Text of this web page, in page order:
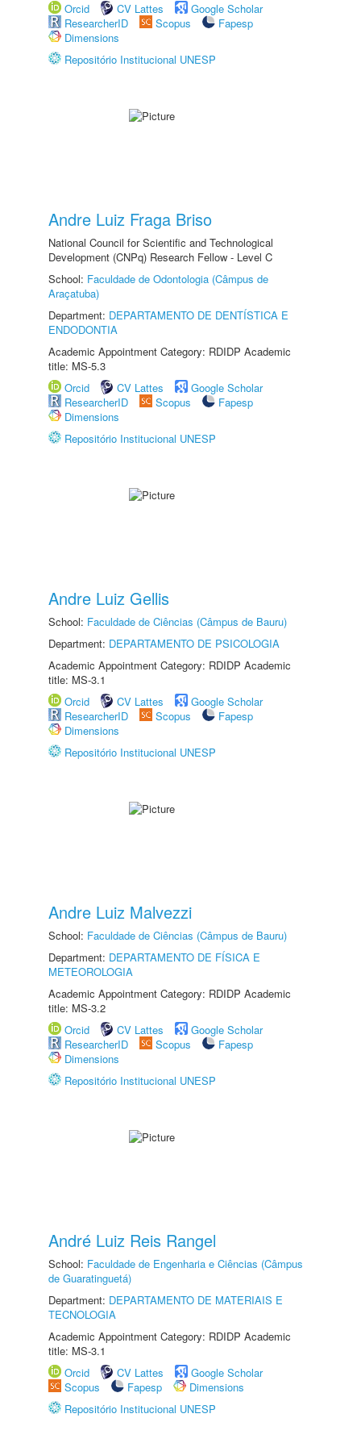
Orcid
CV Lattes
Google Scholar
ResearcherID
Scopus
Fapesp
Dimensions
Repositório Institucional UNESP
Andre Luiz Fraga Briso
National Council for Scientific and Technological
Development (CNPq) Research Fellow - Level C
School: Faculdade de Odontologia (Câmpus de
Araçatuba)
Department: DEPARTAMENTO DE DENTÍSTICA E
ENDODONTIA
Academic Appointment Category: RDIDP Academic
title: MS-5.3
Orcid
CV Lattes
Google Scholar
ResearcherID
Scopus
Fapesp
Dimensions
Repositório Institucional UNESP
Andre Luiz Gellis
School: Faculdade de Ciências (Câmpus de Bauru)
Department: DEPARTAMENTO DE PSICOLOGIA
Academic Appointment Category: RDIDP Academic
title: MS-3.1
Orcid
CV Lattes
Google Scholar
ResearcherID
Scopus
Fapesp
Dimensions
Repositório Institucional UNESP
Andre Luiz Malvezzi
School: Faculdade de Ciências (Câmpus de Bauru)
Department: DEPARTAMENTO DE FÍSICA E
METEOROLOGIA
Academic Appointment Category: RDIDP Academic
title: MS-3.2
Orcid
CV Lattes
Google Scholar
ResearcherID
Scopus
Fapesp
Dimensions
Repositório Institucional UNESP
André Luiz Reis Rangel
School: Faculdade de Engenharia e Ciências (Câmpus
de Guaratinguetá)
Department: DEPARTAMENTO DE MATERIAIS E
TECNOLOGIA
Academic Appointment Category: RDIDP Academic
title: MS-3.1
Orcid
CV Lattes
Google Scholar
Scopus
Fapesp
Dimensions
Repositório Institucional UNESP